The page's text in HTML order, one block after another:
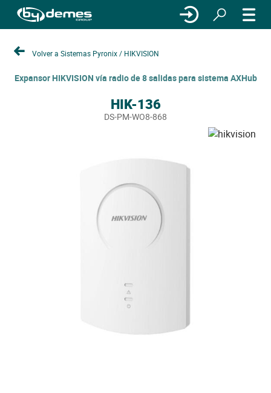
Volver a Sistemas Pyronix / HIKVISION
Expansor HIKVISION vía radio de 8 salidas para sistema AXHub
HIK-136
DS-PM-WO8-868